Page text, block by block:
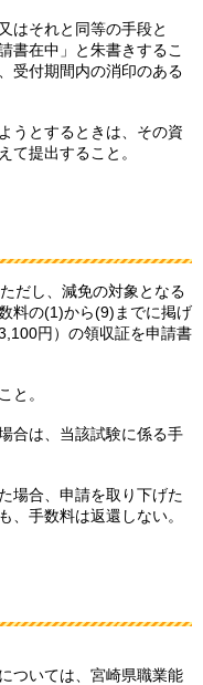
はそれと同等の手段と
書在中」と朱書きするこ
受付期間内の消印のある
うとするときは、その資
て提出すること。
だし、減免の対象となる
料の(1)から(9)までに掲げ
円）の領収証を申請書
と。
合は、当該試験に係る手
場合、申請を取り下げた
、手数料は返還しない。
ついては、宮崎県職業能